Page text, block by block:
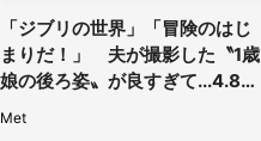
「ジブリの世界」「冒険のはじ
まりだ！」 夫が撮影した〝1歳
娘の後ろ姿〟が良すぎて...4.8万
Met